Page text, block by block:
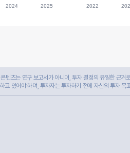
2024 2025 2022
츠는 연구 보고서가 아니며, 투자 결정의 유일한 근거
있어야 하며, 투자자는 투자하기 전에 자신의 투자 목